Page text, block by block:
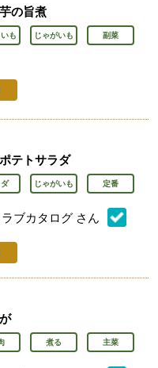
の旨煮
も じゃがいも 副菜
録：
メント：
テトサラダ
じゃがいも 定番
ブカタログ さん
録：
メント：
煮る 主菜